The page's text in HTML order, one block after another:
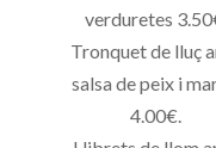
verduretes
Tronquet de lluç
salsa de peix i
4.00€.